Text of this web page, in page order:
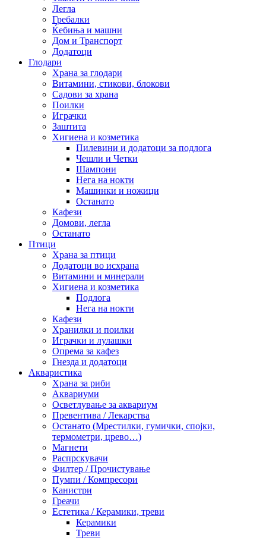
Легла
Гребалки
Ќебиња и машни
Дом и Транспорт
Додатоци
Глодари
Храна за глодари
Витамини, стикови, блокови
Садови за храна
Поилки
Играчки
Заштита
Хигиена и козметика
Пилевини и додатоци за подлога
Чешли и Четки
Шампони
Нега на нокти
Машинки и ножици
Останато
Кафези
Домови, легла
Останато
Птици
Храна за птици
Додатоци во исхрана
Витамини и минерали
Хигиена и козметика
Подлога
Нега на нокти
Кафези
Хранилки и поилки
Играчки и лулашки
Опрема за кафез
Гнезда и додатоци
Акваристика
Храна за риби
Аквариуми
Осветлување за аквариум
Превентива / Лекарства
Останато (Мрестилки, гумички, спојки,
термометри, црево…)
Магнети
Распрскувачи
Филтер / Прочистување
Пумпи / Компресори
Канистри
Греачи
Естетика / Керамики, треви
Керамики
Треви